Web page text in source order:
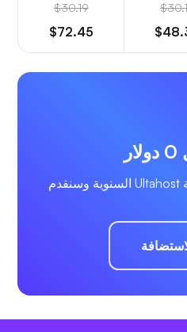
$30.19
$72.45
قم باختيار خطة استضافة Ultahost السنوية وسنقدم